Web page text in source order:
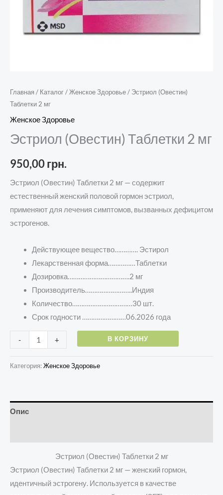
Главная / Каталог/Женское Здоровье/ Эстриол (Овестин)
Таблетки 2 мг
Женское Здоровье
Эстриол (Овестин) Таблетки 2 мг
950,00грн.
Эстриол (Овестин) Таблетки 2 мг — содержит
естественный женский половой гормон эстриол,
применяют для лечения симптомов, вызванных дефицитом
эстрогенов.
Действующее вещество…………. Эстирол
Лекарственная форма……………Таблетки
Дозировка…………………………….2 мг
Производитель……………………..Индия
Количество……………………………30 шт.
Срок годности ……………………06.2026 года
- + В КОРЗИНУ
Категория:Женское Здоровье
Опис
Эстриол (Овестин) Таблетки 2 мг
Эстриол (Овестин) Таблетки 2 мг — женский гормон,
идентичный эстрогену. Используется в качестве